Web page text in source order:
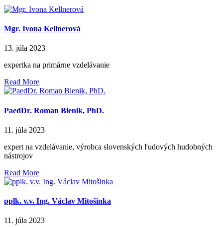
Mgr. Ivona Kellnerová
13. júla 2023
expertka na primárne vzdelávanie
Read More
PaedDr. Roman Bienik, PhD.
11. júla 2023
expert na vzdelávanie, výrobca slovenských ľudových hudobných
nástrojov
Read More
pplk. v.v. Ing. Václav Mitošinka
11. júla 2023